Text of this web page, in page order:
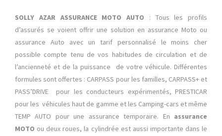
SOLLY AZAR ASSURANCE MOTO AUTO : Tous les profils
d’assurés se voient offrir une solution en assurance Moto ou
assurance Auto avec un tarif personnalisé le moins cher
possible compte tenu de vos habitudes de circulation et de
l’ancienneté et de la puissance de votre véhicule. Différentes
formules sont offertes : CARPASS pour les familles, CARPASS+ et
PASS’DRIVE pour les conducteurs expérimentés, PRESTICAR
pour les véhicules haut de gamme et les Camping-cars et même
TEMP AUTO pour une assurance temporaire. En assurance
MOTO ou deux roues, la cylindrée est aussi importante dans le